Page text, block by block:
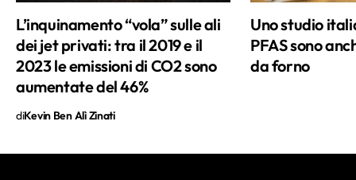
L’inquinamento “vola” sulle ali
dei jet privati: tra il 2019 e il
2023 le emissioni di CO2 sono
aumentate del 46%
diKevin Ben Alì Zinati
Uno studio
PFAS sono
da forno